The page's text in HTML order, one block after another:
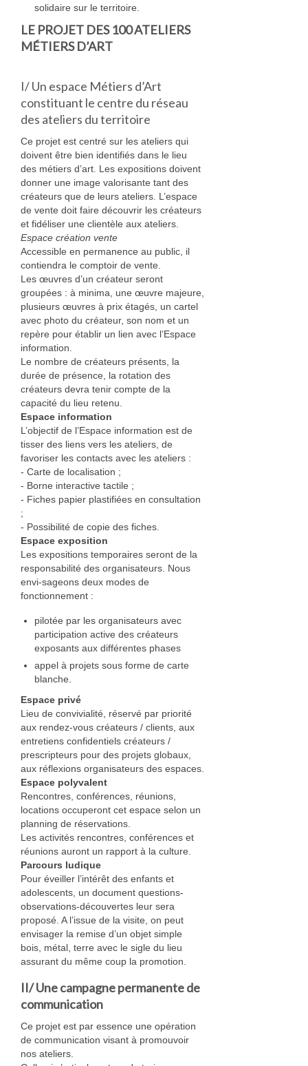
Bénédam Création
Cadet Or Création
Nadia Plantier
Estampe, papier
Daniel Van Cutsem
Francine Copet
Isabelle Coorevits
Pierre Jonquières
Ameublement et décoration
Photographie
Facture instrumentale
François Rey
Fer
Cuir
Catherine Ortega Nano
Luminaire
Événements
Vie de l’association
Organisation
Documents
Adhérer
Comptes rendus des AG
Espace adhérent
solidaire sur le territoire.
LE PROJET DES 100 ATELIERS
MÉTIERS D’ART
I/ Un espace Métiers d’Art
constituant le centre du réseau
des ateliers du territoire
Ce projet est centré sur les ateliers qui
doivent être bien identifiés dans le lieu
des métiers d’art. Les expositions doivent
donner une image valorisante tant des
créateurs que de leurs ateliers. L’espace
de vente doit faire découvrir les créateurs
et fidéliser une clientèle aux ateliers.
Espace création vente
Accessible en permanence au public, il
contiendra le comptoir de vente.
Les œuvres d’un créateur seront
groupées : à minima, une œuvre majeure,
plusieurs œuvres à prix étagés, un cartel
avec photo du créateur, son nom et un
repère pour établir un lien avec l’Espace
information.
Le nombre de créateurs présents, la
durée de présence, la rotation des
créateurs devra tenir compte de la
capacité du lieu retenu.
Espace information
L’objectif de l’Espace information est de
tisser des liens vers les ateliers, de
favoriser les contacts avec les ateliers :
‐ Carte de localisation ;
‐ Borne interactive tactile ;
‐ Fiches papier plastifiées en consultation
;
‐ Possibilité de copie des fiches.
Espace exposition
Les expositions temporaires seront de la
responsabilité des organisateurs. Nous
envi-sageons deux modes de
fonctionnement :
pilotée par les organisateurs avec
participation active des créateurs
exposants aux différentes phases
appel à projets sous forme de carte
blanche.
Espace privé
Lieu de convivialité, réservé par priorité
aux rendez-vous créateurs / clients, aux
entretiens confidentiels créateurs /
prescripteurs pour des projets globaux,
aux réflexions organisateurs des espaces.
Espace polyvalent
Rencontres, conférences, réunions,
locations occuperont cet espace selon un
planning de réservations.
Les activités rencontres, conférences et
réunions auront un rapport à la culture.
Parcours ludique
Pour éveiller l’intérêt des enfants et
adolescents, un document questions-
observations-découvertes leur sera
proposé. A l’issue de la visite, on peut
envisager la remise d’un objet simple
bois, métal, terre avec le sigle du lieu
assurant du même coup la promotion.
II/ Une campagne permanente de
communication
Ce projet est par essence une opération
de communication visant à promouvoir
nos ateliers.